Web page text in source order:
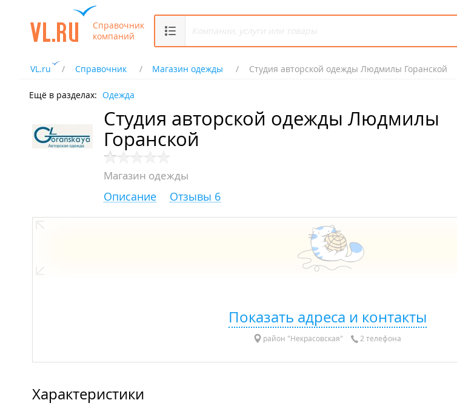
Справочник
компаний
VL.ru Справочник Магазин одежды Студия авторской одежды Людмилы Горанской
Ещё в разделах: Одежда
Студия авторской одежды Людмилы
Горанской
Магазин одежды
Описание Отзывы 6
Показать адреса и контакты
район "Некрасовская" 2 телефона
Характеристики